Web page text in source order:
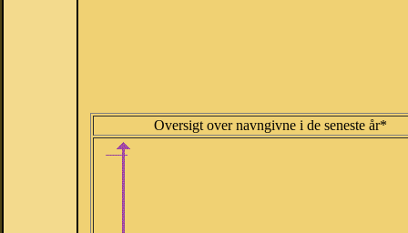
Oversigt over navngivne i de seneste år*